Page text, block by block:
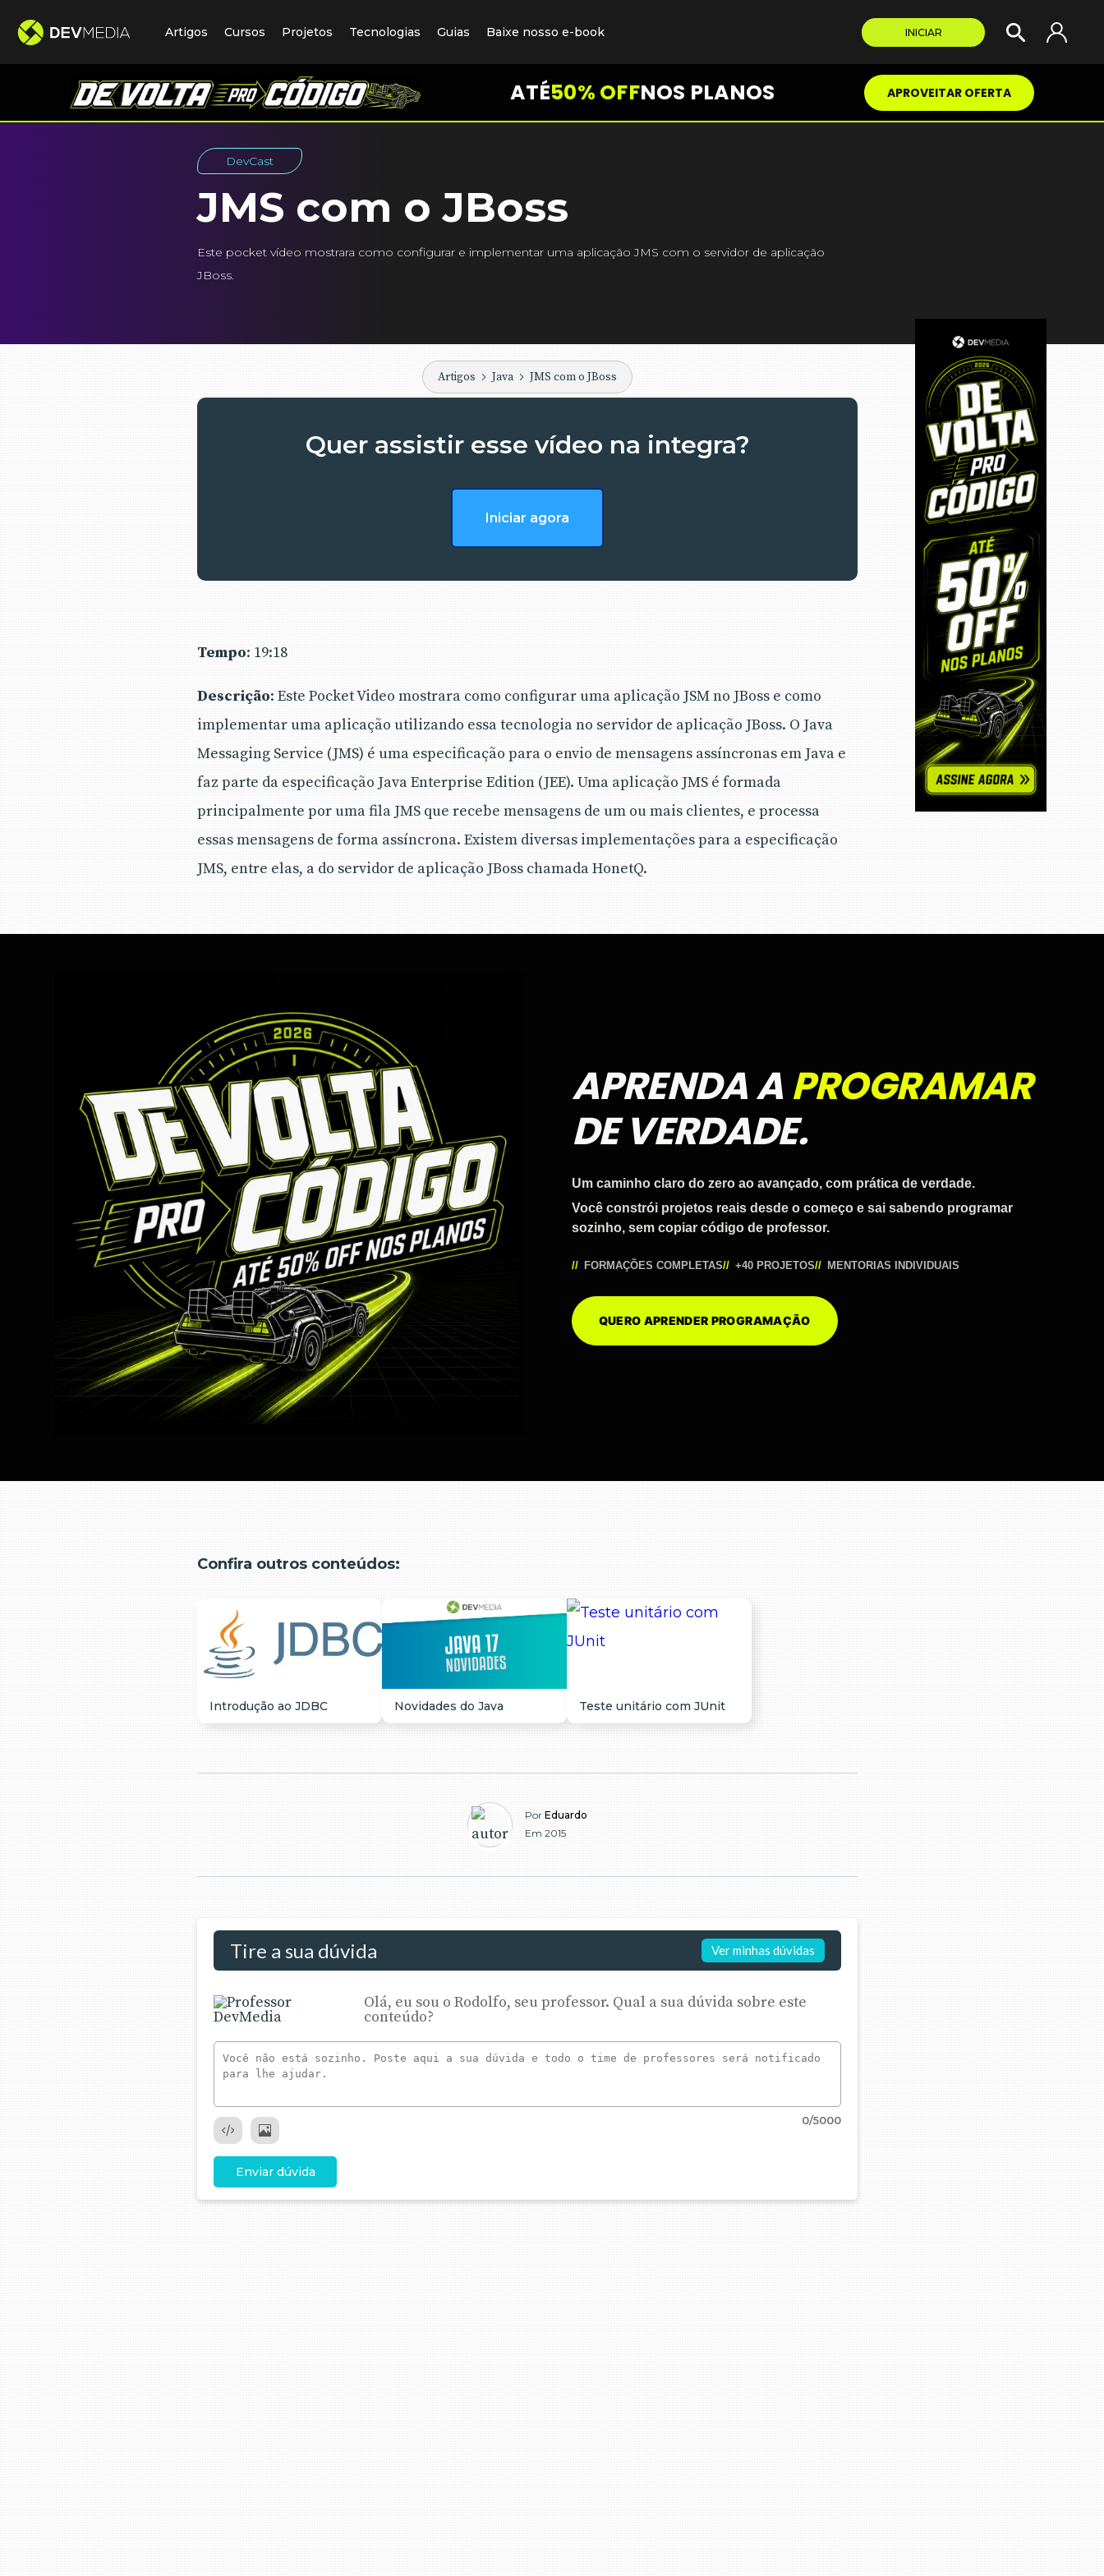
Artigos Cursos Projetos Tecnologias Guias Baixe nosso e-book INICIAR
ATÉ50% OFFNOS PLANOS APROVEITAR OFERTA
DevCast
JMS com o JBoss
Este pocket vídeo mostrara como configurar e implementar uma aplicação JMS com o servidor de aplicação
JBoss.
Artigos Java JMS com o JBoss
Quer assistir esse vídeo na integra?
Iniciar agora
Tempo: 19:18
Descrição: Este Pocket Video mostrara como configurar uma aplicação JSM no JBoss e como
implementar uma aplicação utilizando essa tecnologia no servidor de aplicação JBoss. O Java
Messaging Service (JMS) é uma especificação para o envio de mensagens assíncronas em Java e
faz parte da especificação Java Enterprise Edition (JEE). Uma aplicação JMS é formada
principalmente por uma fila JMS que recebe mensagens de um ou mais clientes, e processa
essas mensagens de forma assíncrona. Existem diversas implementações para a especificação
JMS, entre elas, a do servidor de aplicação JBoss chamada HonetQ.
APRENDA APROGRAMAR
DE VERDADE.
Um caminho claro do zero ao avançado, com prática de verdade.
Você constrói projetos reais desde o começo e sai sabendo programar
sozinho, sem copiar código de professor.
FORMAÇÕES COMPLETAS +40 PROJETOS MENTORIAS INDIVIDUAIS
QUERO APRENDER PROGRAMAÇÃO
Confira outros conteúdos:
Introdução ao JDBC Novidades do Java Teste unitário com JUnit
Por Eduardo
Em 2015
Tire a sua dúvida Ver minhas dúvidas
Olá, eu sou o Rodolfo, seu professor. Qual a sua dúvida sobre este
conteúdo?
0/5000
Enviar dúvida